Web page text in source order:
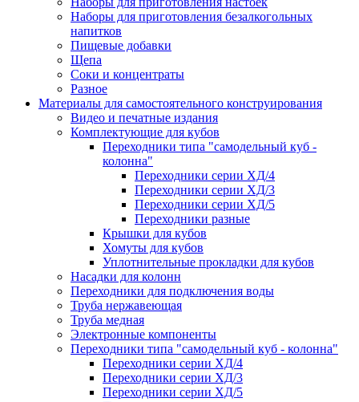
Наборы для приготовления безалкогольных
напитков
Пищевые добавки
Щепа
Соки и концентраты
Разное
Материалы для самостоятельного конструирования
Видео и печатные издания
Комплектующие для кубов
Переходники типа "самодельный куб -
колонна"
Переходники серии ХД/4
Переходники серии ХД/3
Переходники серии ХД/5
Переходники разные
Крышки для кубов
Хомуты для кубов
Уплотнительные прокладки для кубов
Насадки для колонн
Переходники для подключения воды
Труба нержавеющая
Труба медная
Электронные компоненты
Переходники типа "самодельный куб - колонна"
Переходники серии ХД/4
Переходники серии ХД/3
Переходники серии ХД/5